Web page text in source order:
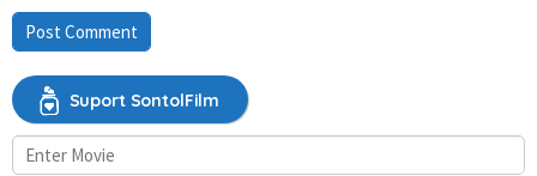
Suport SontolFilm